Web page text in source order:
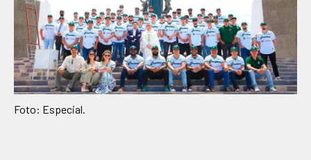
Foto: Especial.